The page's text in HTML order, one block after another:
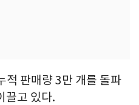
적 판매량 3만 개를 돌파
끌고 있다.